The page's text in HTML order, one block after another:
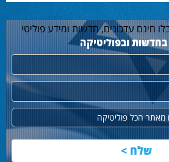
חינם עדכונים, חדשות ומידע פוליטי
ובפוליטיקה
מאתר הכל פוליטיקה